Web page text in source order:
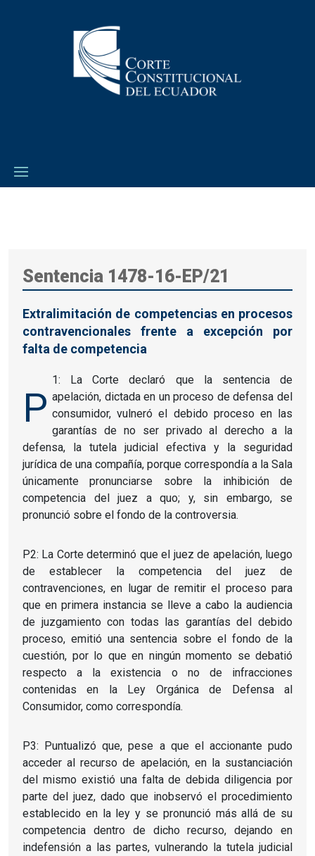
Sentencia 1478-16-EP/21
Extralimitación de competencias en procesos
contravencionales frente a excepción por
falta de competencia
P
1: La Corte declaró que la sentencia de
apelación, dictada en un proceso de defensa del
consumidor, vulneró el debido proceso en las
garantías de no ser privado al derecho a la
defensa, la tutela judicial efectiva y la seguridad
jurídica de una compañía, porque correspondía a la Sala
únicamente pronunciarse sobre la inhibición de
competencia del juez a quo; y, sin embargo, se
pronunció sobre el fondo de la controversia.
P2: La Corte determinó que el juez de apelación, luego
de establecer la competencia del juez de
contravenciones, en lugar de remitir el proceso para
que en primera instancia se lleve a cabo la audiencia
de juzgamiento con todas las garantías del debido
proceso, emitió una sentencia sobre el fondo de la
cuestión, por lo que en ningún momento se debatió
respecto a la existencia o no de infracciones
contenidas en la Ley Orgánica de Defensa al
Consumidor, como correspondía.
P3: Puntualizó que, pese a que el accionante pudo
acceder al recurso de apelación, en la sustanciación
del mismo existió una falta de debida diligencia por
parte del juez, dado que inobservó el procedimiento
establecido en la ley y se pronunció más allá de su
competencia dentro de dicho recurso, dejando en
indefensión a las partes, vulnerando la tutela judicial